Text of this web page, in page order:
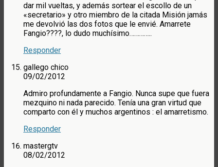
dar mil vueltas, y además sortear el escollo de un
«secretario» y otro miembro de la citada Misión jamás
me devolvió las dos fotos que le envié. Amarrete
Fangio????, lo dudo muchísimo…………..
Responder
gallego chico
09/02/2012
Admiro profundamente a Fangio. Nunca supe que fuera
mezquino ni nada parecido. Tenía una gran virtud que
comparto con él y muchos argentinos : el amarretismo.
Responder
mastergtv
08/02/2012